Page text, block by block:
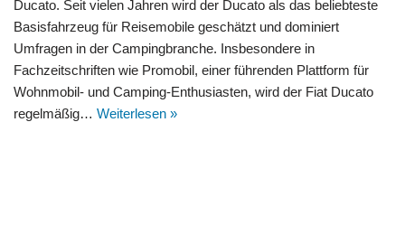
Ducato. Seit vielen Jahren wird der Ducato als das beliebteste
Basisfahrzeug für Reisemobile geschätzt und dominiert
Umfragen in der Campingbranche. Insbesondere in
Fachzeitschriften wie Promobil, einer führenden Plattform für
Wohnmobil- und Camping-Enthusiasten, wird der Fiat Ducato
regelmäßig… Weiterlesen »